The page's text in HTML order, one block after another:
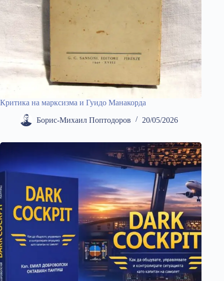
Критика на марксизма и Гуидо Манакорда
Борис-Михаил Поптодоров 20/05/2026